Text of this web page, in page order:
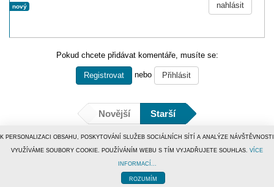
nový nahlásit
Pokud chcete přidávat komentáře, musíte se:
Registrovat nebo Přihlásit
Novější Starší
Tiscali Media, a.s.ISSN 1801-5131
redakce
K PERSONALIZACI OBSAHU, POSKYTOVÁNÍ SLUŽEB SOCIÁLNÍCH SÍTÍ A ANALÝZE NÁVŠTĚVNOSTI
VYUŽÍVÁME SOUBORY COOKIE. POUŽÍVÁNÍM WEBU S TÍM VYJADŘUJETE SOUHLAS. VÍCE
INFORMACÍ...
ROZUMÍM